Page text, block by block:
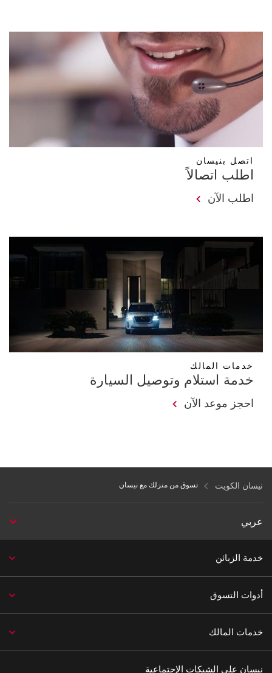
اطلب اتصالاً
اتصل بنيسان
اطلب الآن
خدمة استلام وتوصيل السيارة
خدمات المالك
احجز موعد الآن
نيسان الكويت تسوق من منزلك مع نيسان
عربي
G
E
خدمة الزبائن
G
E
أدوات التسوق
G
خدمات المالك
نيسان على الشبكات الإجتماعية